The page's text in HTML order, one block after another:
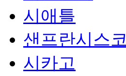
시애틀
샌프란시스코
시카고